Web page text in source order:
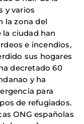
y varios
la zona del
la ciudad han
e incendios,
sus hogares
decretado 60
y ha
para
de refugiados.
ONG españolas